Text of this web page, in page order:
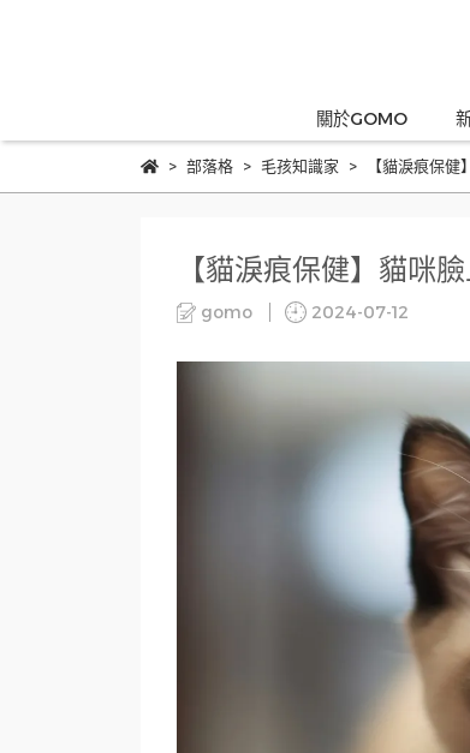
關於GOMO
部落格 毛孩知識家 【貓淚痕保
【貓淚痕保健】貓咪
gomo 2024-07-12